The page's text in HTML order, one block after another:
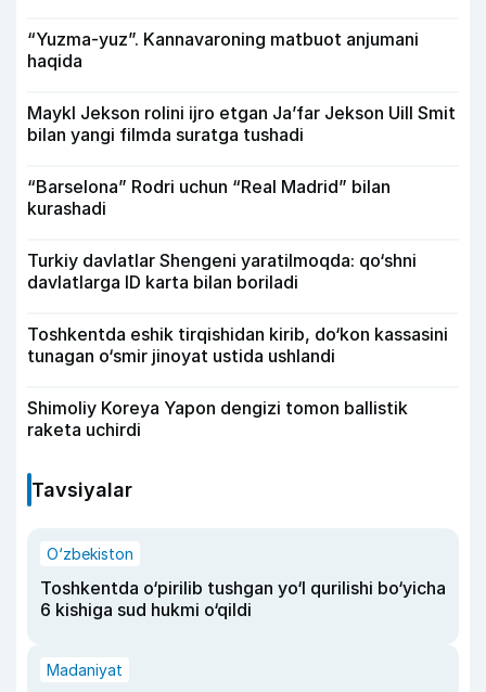
“Yuzma-yuz”. Kannavaroning matbuot anjumani
haqida
Maykl Jekson rolini ijro etgan Ja’far Jekson Uill Smit
bilan yangi filmda suratga tushadi
“Barselona” Rodri uchun “Real Madrid” bilan
kurashadi
Turkiy davlatlar Shengeni yaratilmoqda: qo‘shni
davlatlarga ID karta bilan boriladi
Toshkentda eshik tirqishidan kirib, do‘kon kassasini
tunagan o‘smir jinoyat ustida ushlandi
Shimoliy Koreya Yapon dengizi tomon ballistik
raketa uchirdi
Tavsiyalar
O‘zbekiston
Toshkentda o‘pirilib tushgan yo‘l qurilishi bo‘yicha
6 kishiga sud hukmi o‘qildi
Madaniyat